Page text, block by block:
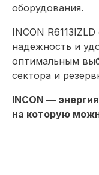
оборудования.
INCON
надёжность и
оптимальным
сектора и
INCON —
на которую